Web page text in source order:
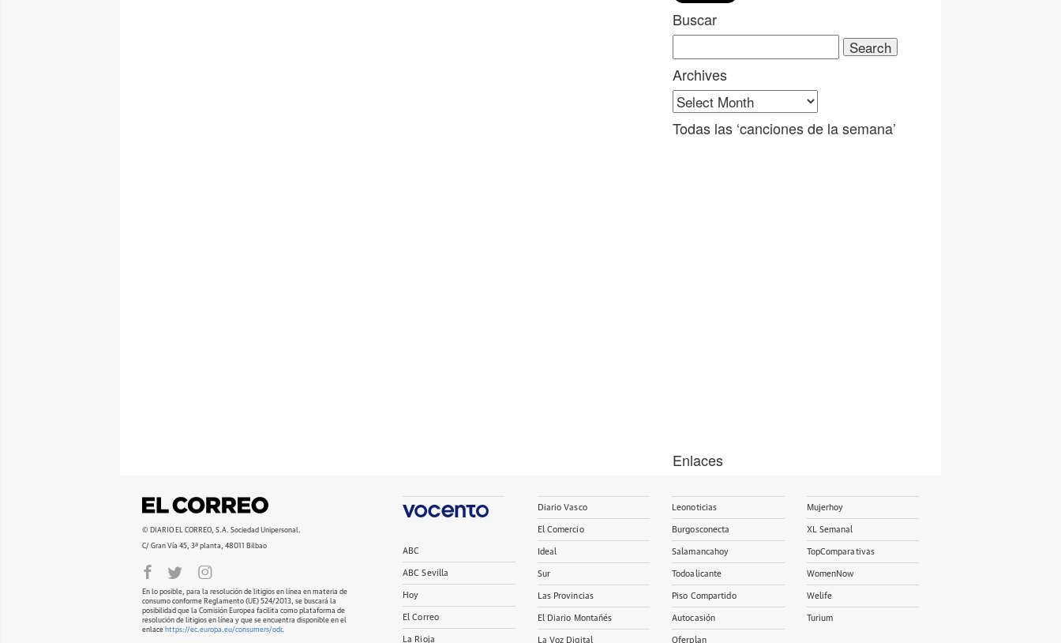
Buscar
Search
for:
Archives
Archives
Todas las ‘canciones de la semana’
Enlaces
© DIARIO EL CORREO, S.A. Sociedad Unipersonal.
C/ Gran Vía 45, 3ª planta, 48011 Bilbao
En lo posible, para la resolución de litigios en línea en materia de
consumo conforme Reglamento (UE) 524/2013, se buscará la
posibilidad que la Comisión Europea facilita como plataforma de
resolución de litigios en línea y que se encuentra disponible en el
enlace https://ec.europa.eu/consumers/odr.
ABC
ABC Sevilla
Hoy
El Correo
La Rioja
Diario Vasco
El Comercio
Ideal
Sur
Las Provincias
El Diario Montañés
La Voz Digital
Leonoticias
Burgosconecta
Salamancahoy
Todoalicante
Piso Compartido
Autocasión
Oferplan
Mujerhoy
XL Semanal
TopComparativas
WomenNow
Welife
Turium